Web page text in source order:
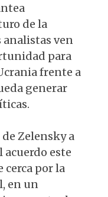
de la
ven
para
frente a
generar
Zelensky a
este
cerca por la
en un